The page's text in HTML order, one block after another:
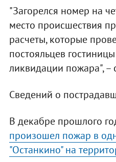
"Загорелся номер на
место происшествия
расчеты, которые
постояльцев
ликвидации пожара", –
Сведений о
В декабре прошлого
произошел пожар в
"Останкино" на